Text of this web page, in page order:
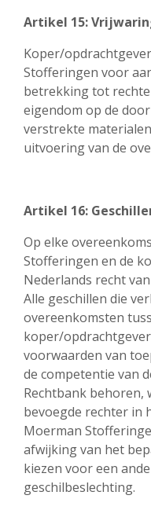
Artikel 15:
Koper/
Stofferingen voor
betrekking tot
eigendom op de
verstrekte
uitvoering van de
Artikel 16:
Op elke
Stofferingen en de
Nederlands recht
Alle geschillen die
overeenkomsten
koper/
voorwaarden van
de competentie van
Rechtbank behoren,
bevoegde rechter in
Moerman
afwijking van het
kiezen voor een
geschilbeslechting.